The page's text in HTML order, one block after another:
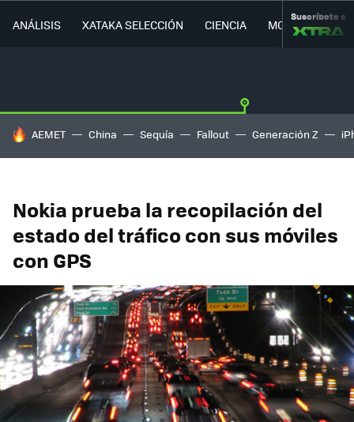
ANÁLISIS XATAKA SELECCIÓN CIENCIA MOVILIDAD
Suscríbete a
HOY SE HABLA DE
AEMET China Sequía Fallout Generación Z
Nokia prueba la recopilación del
estado del tráfico con sus móviles
con GPS